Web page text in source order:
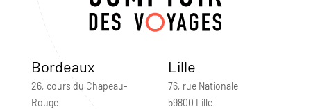
Bordeaux
26, cours du Chapeau-
Rouge
Lille
76, rue Nationale
59800 Lille